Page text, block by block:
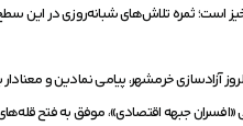
است؛ ثمره تلاش‌های شبانه‌روزی در این
آزادسازی خرمشهر، پیامی نمادین و
جبهه اقتصادی»، موفق به فتح